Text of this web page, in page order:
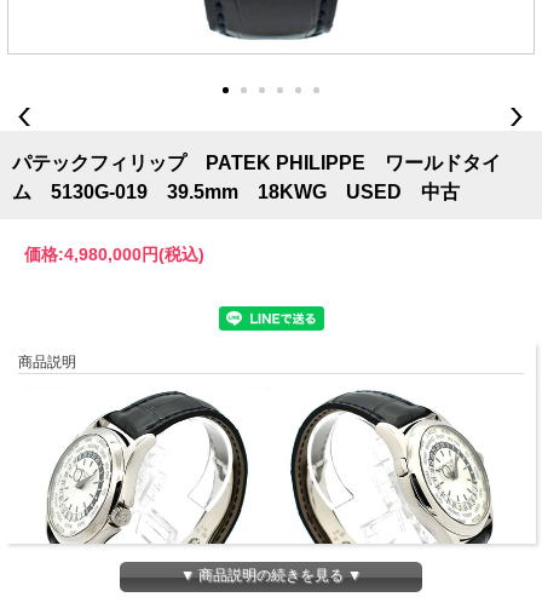
パテックフィリップ PATEK PHILIPPE ワールドタイ
ム 5130G-019 39.5mm 18KWG USED 中古
価格:4,980,000円(税込)
商品説明
▼ 商品説明の続きを見る ▼